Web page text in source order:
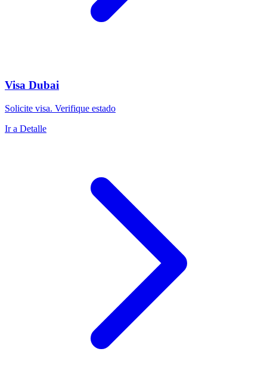
Visa Dubai
Solicite visa. Verifique estado
Ir a Detalle